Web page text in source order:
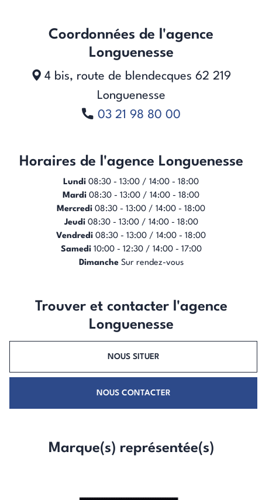
Coordonnées de l'agence
Longuenesse
4 bis, route de blendecques 62 219
Longuenesse
03 21 98 80 00
Horaires de l'agence Longuenesse
Lundi 08:30 - 13:00 / 14:00 - 18:00
Mardi 08:30 - 13:00 / 14:00 - 18:00
Mercredi 08:30 - 13:00 / 14:00 - 18:00
Jeudi 08:30 - 13:00 / 14:00 - 18:00
Vendredi 08:30 - 13:00 / 14:00 - 18:00
Samedi 10:00 - 12:30 / 14:00 - 17:00
Dimanche Sur rendez-vous
Trouver et contacter l'agence
Longuenesse
NOUS SITUER
NOUS CONTACTER
Marque(s) représentée(s)